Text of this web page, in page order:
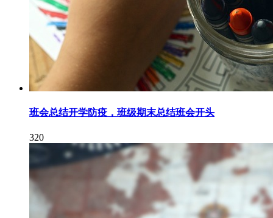
班会总结开学防疫，班级期末总结班会开头
320